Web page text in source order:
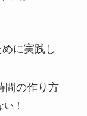
に実践し
間の作り方
！